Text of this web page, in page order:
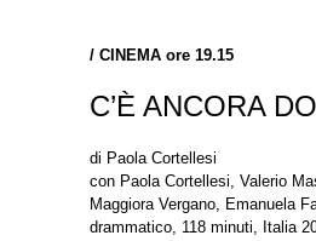
/ CINEMA ore 19.15
C’È ANCORA
di Paola Cortellesi
con Paola Cortellesi, Valerio
Maggiora Vergano, Emanuela
drammatico, 118 minuti, Italia